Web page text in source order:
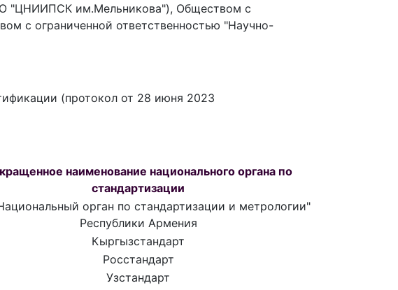
"ЦНИИПСК им.Мельникова"), Обществом с
с ограниченной ответственностью "Научно-
(протокол от 28 июня 2023
наименование национального органа по
стандартизации
орган по стандартизации и метрологии"
Республики Армения
Кыргызстандарт
Росстандарт
Узстандарт